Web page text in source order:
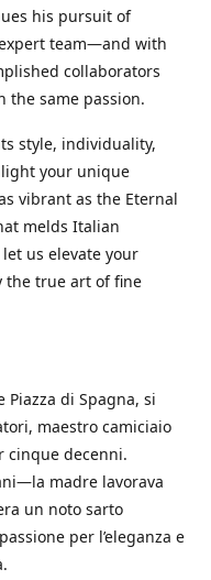
his pursuit of
team—and with
collaborators
the same passion.
style, individuality,
your unique
vibrant as the Eternal
melds Italian
us elevate your
the true art of fine
Piazza di Spagna, si
maestro camiciaio
cinque decenni.
madre lavorava
un noto sarto
per l’eleganza e